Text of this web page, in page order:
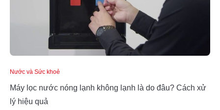
Nước và Sức khoẻ
Máy lọc nước nóng lạnh không lạnh là do đâu? Cách xử
lý hiệu quả